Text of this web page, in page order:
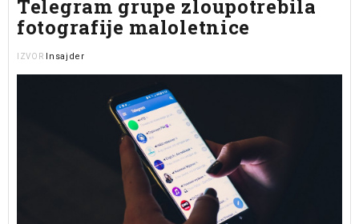
Telegram grupe zloupotrebila
fotografije maloletnice
IZVOR Insajder